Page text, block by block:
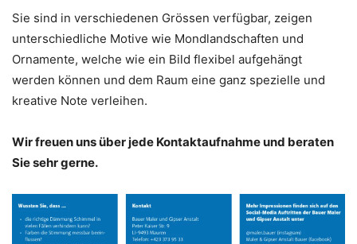
Sie sind in verschiedenen Grössen verfügbar, zeigen
unterschiedliche Motive wie Mondlandschaften und
Ornamente, welche wie ein Bild flexibel aufgehängt
werden können und dem Raum eine ganz spezielle und
kreative Note verleihen.
Wir freuen uns über jede Kontaktaufnahme und beraten
Sie sehr gerne.